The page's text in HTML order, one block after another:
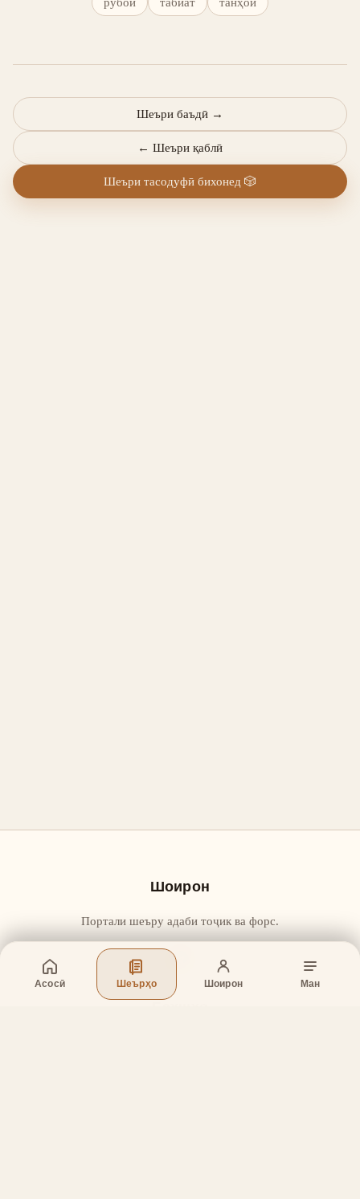
Асосӣ Шеърҳо Шоирон Ман
← Шеъри қаблӣ
Шеъри баъдӣ →
Шеъри тасодуфӣ бихонед 🎲
Шоирон
Портали шеъру адаби тоҷик ва форс.